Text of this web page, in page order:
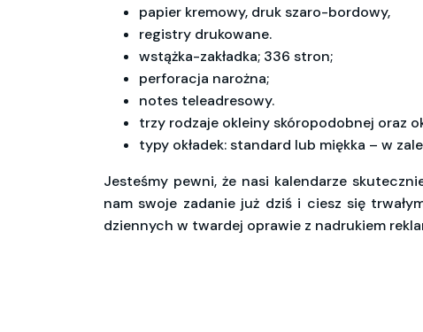
papier kremowy, druk szaro-bordowy,
registry drukowane.
wstążka-zakładka; 336 stron;
perforacja narożna;
notes teleadresowy.
trzy rodzaje okleiny skóropodobnej oraz
typy okładek: standard lub miękka – w
Jesteśmy pewni, że nasi kalendarze
nam swoje zadanie już dziś i ciesz się
dziennych w twardej oprawie z nadrukiem